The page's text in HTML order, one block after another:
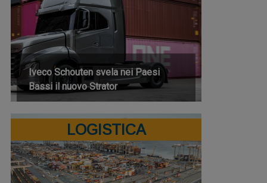
Iveco Schouten svela nei Paesi
Bassi il nuovo Strator
LOGISTICA